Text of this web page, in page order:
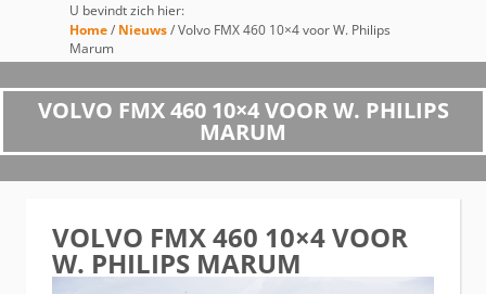
U bevindt zich hier:
Home/ Nieuws/Volvo FMX 460 10×4 voor W. Philips
Marum
VOLVO FMX 460 10×4 VOOR W. PHILIPS
MARUM
VOLVO FMX 460 10×4 VOOR
W. PHILIPS MARUM